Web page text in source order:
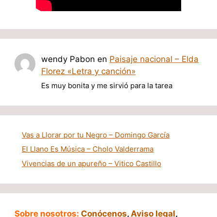
wendy Pabon en Paisaje nacional – Elda
Florez «Letra y canción»
Es muy bonita y me sirvió para la tarea
Vas a Llorar por tu Negro – Domingo García
El Llano Es Música – Cholo Valderrama
Vivencias de un apureño – Vitico Castillo
Sobre nosotros: Conócenos, Aviso legal,